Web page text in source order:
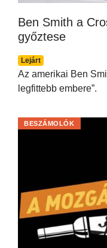
Ben Smith a
győztese
Lejárt
Az amerikai Ben
legfittebb embere”.
BESZÁMOLÓK